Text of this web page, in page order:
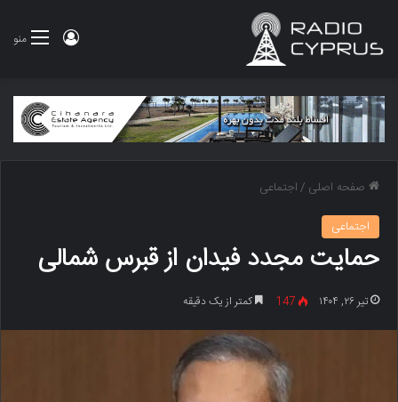
منو ورود
صفحه اصلی /اجتماعی
اجتماعی
حمایت مجدد فیدان از قبرس شمالی
تیر ۲۶, ۱۴۰۴ 147 کمتر از یک دقیقه